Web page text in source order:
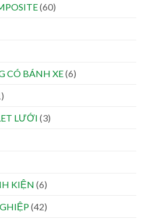
(60)
CÓ BÁNH XE(6)
LƯỚI (3)
KIỆN (6)
(42)